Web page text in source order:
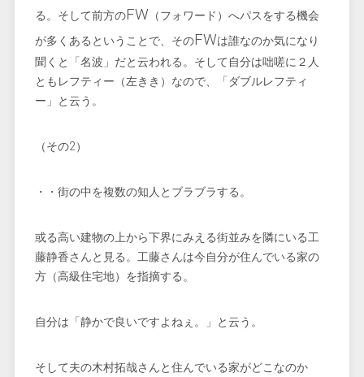
る。そして前方のFW （フォワード）へパスをする機会
が多くあるということで、そのFWは誰なのか気になり
聞くと「名波」だと云われる。そして自分は咄嗟に２人
ともレフティー（左きき）なので、「ダブルレフティ
ー」と云う。
（その2）
・・街の中を複数の知人とブラブラする。
或る高い建物の上から下界にみえる街並みを隣にいる工
藤静香さんと見る。工藤さんは今自分が住んでいる家の
方（高級住宅地）を指摘する。
自分は「静かで良いですよねぇ。」と云う。
そして夫の木村拓哉さんと住んでいる家がどこなのか